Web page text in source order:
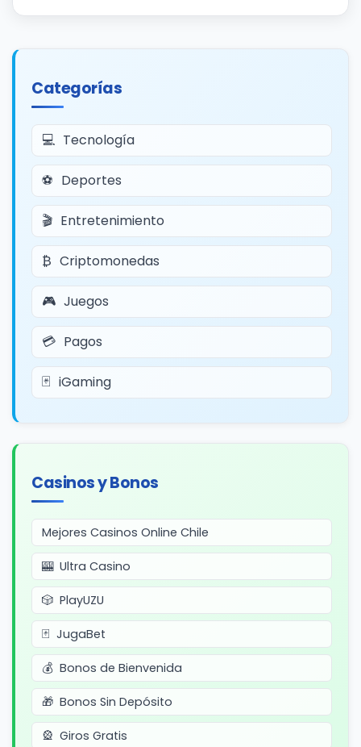
Categorías
Tecnología
Deportes
Entretenimiento
Criptomonedas
Juegos
Pagos
iGaming
Casinos y Bonos
Mejores Casinos Online Chile
Ultra Casino
PlayUZU
JugaBet
Bonos de Bienvenida
Bonos Sin Depósito
Giros Gratis